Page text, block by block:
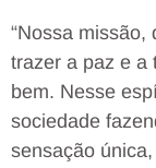
“Nossa missão,
trazer a paz e a
bem. Nesse
sociedade
sensação